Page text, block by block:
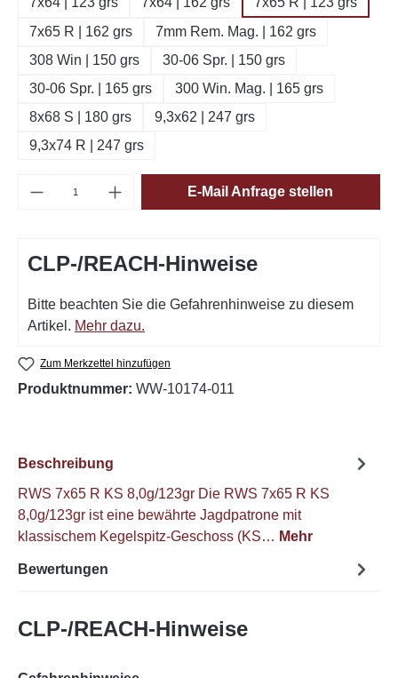
7x65 R | 162 grs
7mm Rem. Mag. | 162 grs
308 Win | 150 grs
30-06 Spr. | 150 grs
30-06 Spr. | 165 grs
300 Win. Mag. | 165 grs
8x68 S | 180 grs
9,3x62 | 247 grs
9,3x74 R | 247 grs
Produkt Anzahl: Gib den gewünschten
E-Mail Anfrage stellen
CLP-/REACH-Hinweise
Bitte beachten Sie die Gefahrenhinweise zu diesem
Artikel. Mehr dazu.
Zum Merkzettel hinzufügen
Produktnummer: WW-10174-011
Beschreibung
RWS 7x65 R KS 8,0g/123gr Die RWS 7x65 R KS
8,0g/123gr ist eine bewährte Jagdpatrone mit
klassischem Kegelspitz-Geschoss (KS… Mehr
Bewertungen
CLP-/REACH-Hinweise